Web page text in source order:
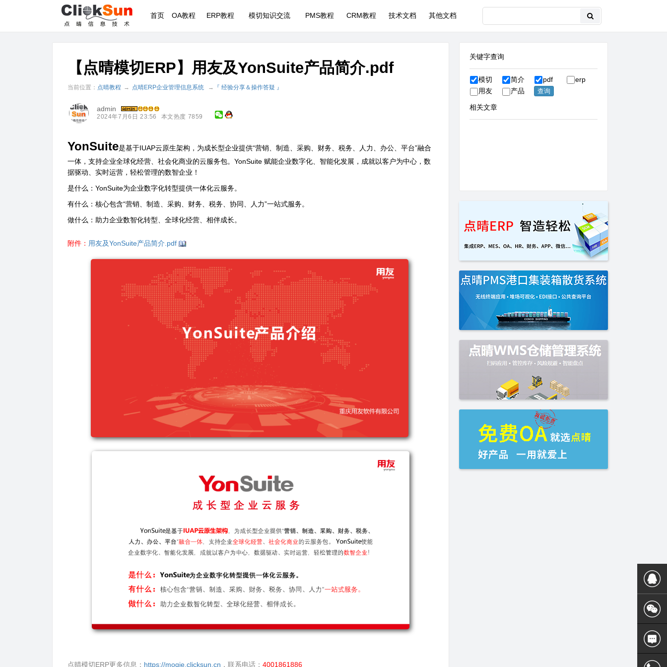
首页 OA教程 ERP教程 模切知识交流 PMS教程 CRM教程 技术文档 其他文档
【点晴模切ERP】用友及YonSuite产品简介.pdf
当前位置： 点晴教程 → 点晴ERP企业管理信息系统 → 『 经验分享＆操作答疑 』
admin
2024年7月6日 23:56 本文热度 7859
YonSuite是基于IUAP云原生架构，为成长型企业提供“营销、制造、采购、财务、税务、人力、办公、平台”融合
一体，支持企业全球化经营、社会化商业的云服务包。YonSuite 赋能企业数字化、智能化发展，成就以客户为中心，数
据驱动、实时运营，轻松管理的数智企业！
是什么：YonSuite为企业数字化转型提供一体化云服务。
有什么：核心包含“营销、制造、采购、财务、税务、协同、人力”一站式服务。
做什么：助力企业数智化转型、全球化经营、相伴成长。
附件： 用友及YonSuite产品简介.pdf
点晴模切ERP更多信息： https://moqie.clicksun.cn ，联系电话： 4001861886
关键字查询
模切 简介 pdf
erp
用友
产品
相关文章